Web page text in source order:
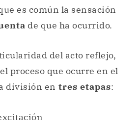
es común la sensación
de que ha ocurrido.
del acto reflejo,
proceso que ocurre en el
división en tres etapas: